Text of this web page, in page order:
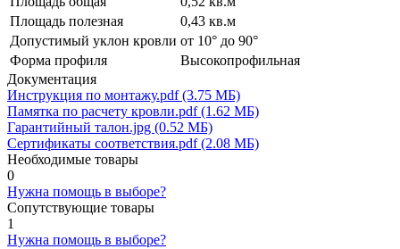
Площадь полезная
0,43 кв.м
Допустимый уклон кровли от 10° до 90°
Форма профиля
Высокопрофильная
Документация
Инструкция по монтажу.pdf (3.75 МБ)
Памятка по расчету кровли.pdf (1.62 МБ)
Гарантийный талон.jpg (0.52 МБ)
Сертификаты соответствия.pdf (2.08 МБ)
Необходимые товары
0
Нужна помощь в выборе?
Сопутствующие товары
1
Нужна помощь в выборе?